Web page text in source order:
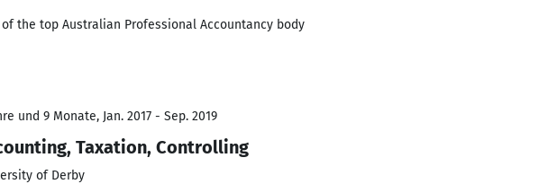
of the top Australian Professional Accountancy body
und 9 Monate, Jan. 2017 - Sep. 2019
Taxation, Controlling
of Derby